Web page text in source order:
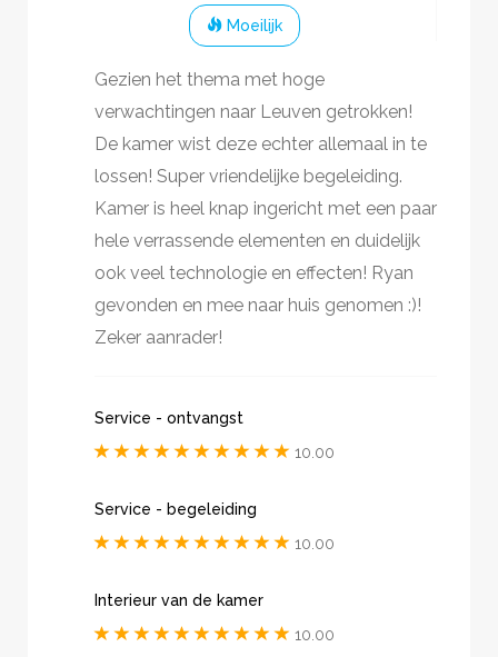
Moeilijk
Gezien het thema met hoge
verwachtingen naar Leuven getrokken!
De kamer wist deze echter allemaal in te
lossen! Super vriendelijke begeleiding.
Kamer is heel knap ingericht met een paar
hele verrassende elementen en duidelijk
ook veel technologie en effecten! Ryan
gevonden en mee naar huis genomen :)!
Zeker aanrader!
Service - ontvangst
10.00
Service - begeleiding
10.00
Interieur van de kamer
10.00